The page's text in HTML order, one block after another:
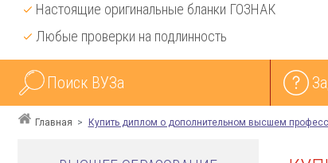
Настоящие оригинальные бланки ГОЗНАК
Любые проверки на подлинность
Поиск ВУЗа
Главная Купить диплом о дополнительном высшем